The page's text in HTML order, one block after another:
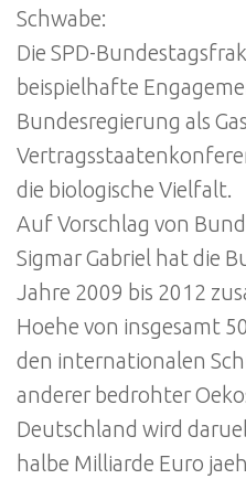
Schwabe:
Die SPD-
beispielhafte
Bundesregierung als
die biologische Vielfalt.
Auf Vorschlag von
Sigmar Gabriel hat die
Jahre 2009 bis 2012
Hoehe von insgesamt
den internationalen
anderer bedrohter
Deutschland wird
halbe Milliarde Euro